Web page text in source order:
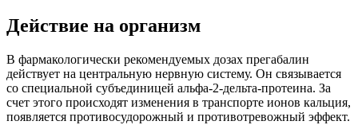
Действие на организм
В фармакологически рекомендуемых дозах прегабалин
действует на центральную нервную систему. Он связывается
со специальной субъединицей альфа-2-дельта-протеина. За
счет этого происходят изменения в транспорте ионов кальция,
появляется противосудорожный и противотревожный эффект.